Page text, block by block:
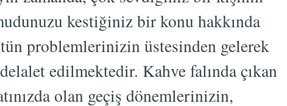
kestiğiniz bir konu hakkında
problemlerinizin üstesinden gelerek
edilmektedir. Kahve falında çıkan
olan geçiş dönemlerinizin,